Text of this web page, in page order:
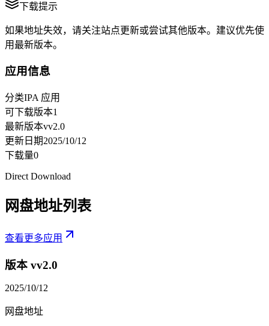
下载提示
如果地址失效，请关注站点更新或尝试其他版本。建议优先使
用最新版本。
应用信息
分类IPA 应用
可下载版本1
最新版本vv2.0
更新日期2025/10/12
下载量0
Direct Download
网盘地址列表
查看更多应用
版本 vv2.0
2025/10/12
网盘地址